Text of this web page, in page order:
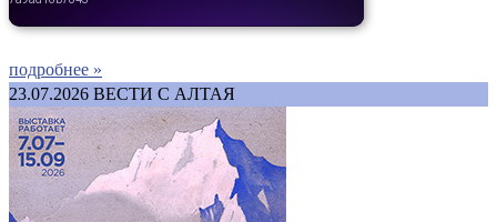
подробнее »
23.07.2026 ВЕСТИ С АЛТАЯ